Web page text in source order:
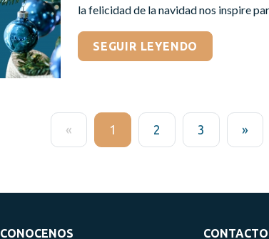
la felicidad de la navidad nos inspire
SEGUIR LEYENDO
« 1 2 3 »
CONOCENOS CONTACTO